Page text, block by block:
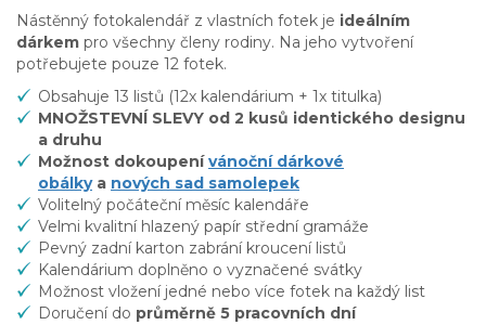
Nástěnný fotokalendář z vlastních fotek je ideálním
dárkem pro všechny členy rodiny. Na jeho vytvoření
potřebujete pouze 12 fotek.
Obsahuje 13 listů (12x kalendárium + 1x titulka)
MNOŽSTEVNÍ SLEVY od 2 kusů identického designu
a druhu
Možnost dokoupenívánoční dárkové
obálkya nových sad samolepek
Volitelný počáteční měsíc kalendáře
Velmi kvalitní hlazený papír střední gramáže
Pevný zadní karton zabrání kroucení listů
Kalendárium doplněno o vyznačené svátky
Možnost vložení jedné nebo více fotek na každý list
Doručení do průměrně 5 pracovních dní